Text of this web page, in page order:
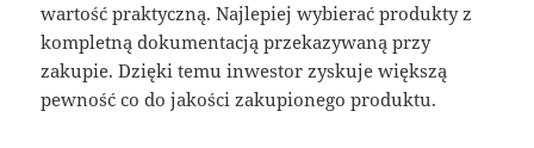
wartość praktyczną. Najlepiej wybierać produkty z
kompletną dokumentacją przekazywaną przy
zakupie. Dzięki temu inwestor zyskuje większą
pewność co do jakości zakupionego produktu.